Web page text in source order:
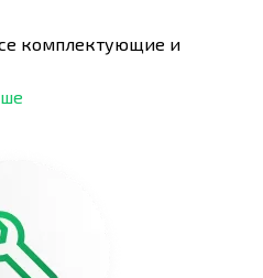
комплектующие и